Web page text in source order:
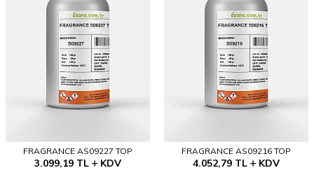
FRAGRANCE AS09227 TOP
3.099,19TL KDV
FRAGRANCE AS09216 TOP
4.052,79 TL KDV